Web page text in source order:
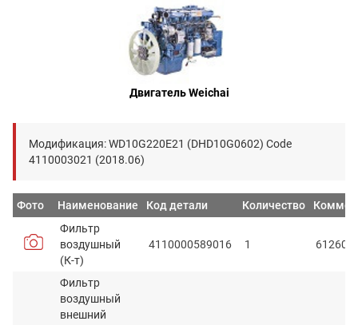
Двигатель Weichai
Модификация: WD10G220E21 (DHD10G0602) Code
4110003021 (2018.06)
Фото Наименование Код детали Количество
Фильтр
воздушный
(К-т)
4110000589016 1
Фильтр
воздушный
внешний